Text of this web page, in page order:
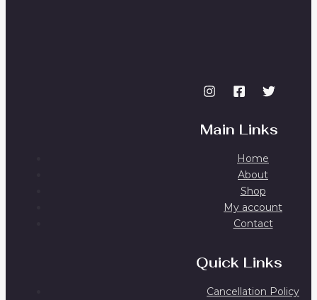
Main Links
Home
About
Shop
My account
Contact
Quick Links
Cancellation Policy